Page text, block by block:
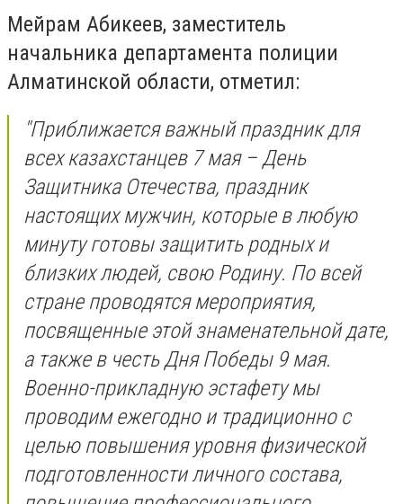
Мейрам Абикеев, заместитель
начальника департамента полиции
Алматинской области, отметил:
"Приближается важный праздник для
всех казахстанцев 7 мая – День
Защитника Отечества, праздник
настоящих мужчин, которые в любую
минуту готовы защитить родных и
близких людей, свою Родину. По всей
стране проводятся мероприятия,
посвященные этой знаменательной дате,
а также в честь Дня Победы 9 мая.
Военно-прикладную эстафету мы
проводим ежегодно и традиционно с
целью повышения уровня физической
подготовленности личного состава,